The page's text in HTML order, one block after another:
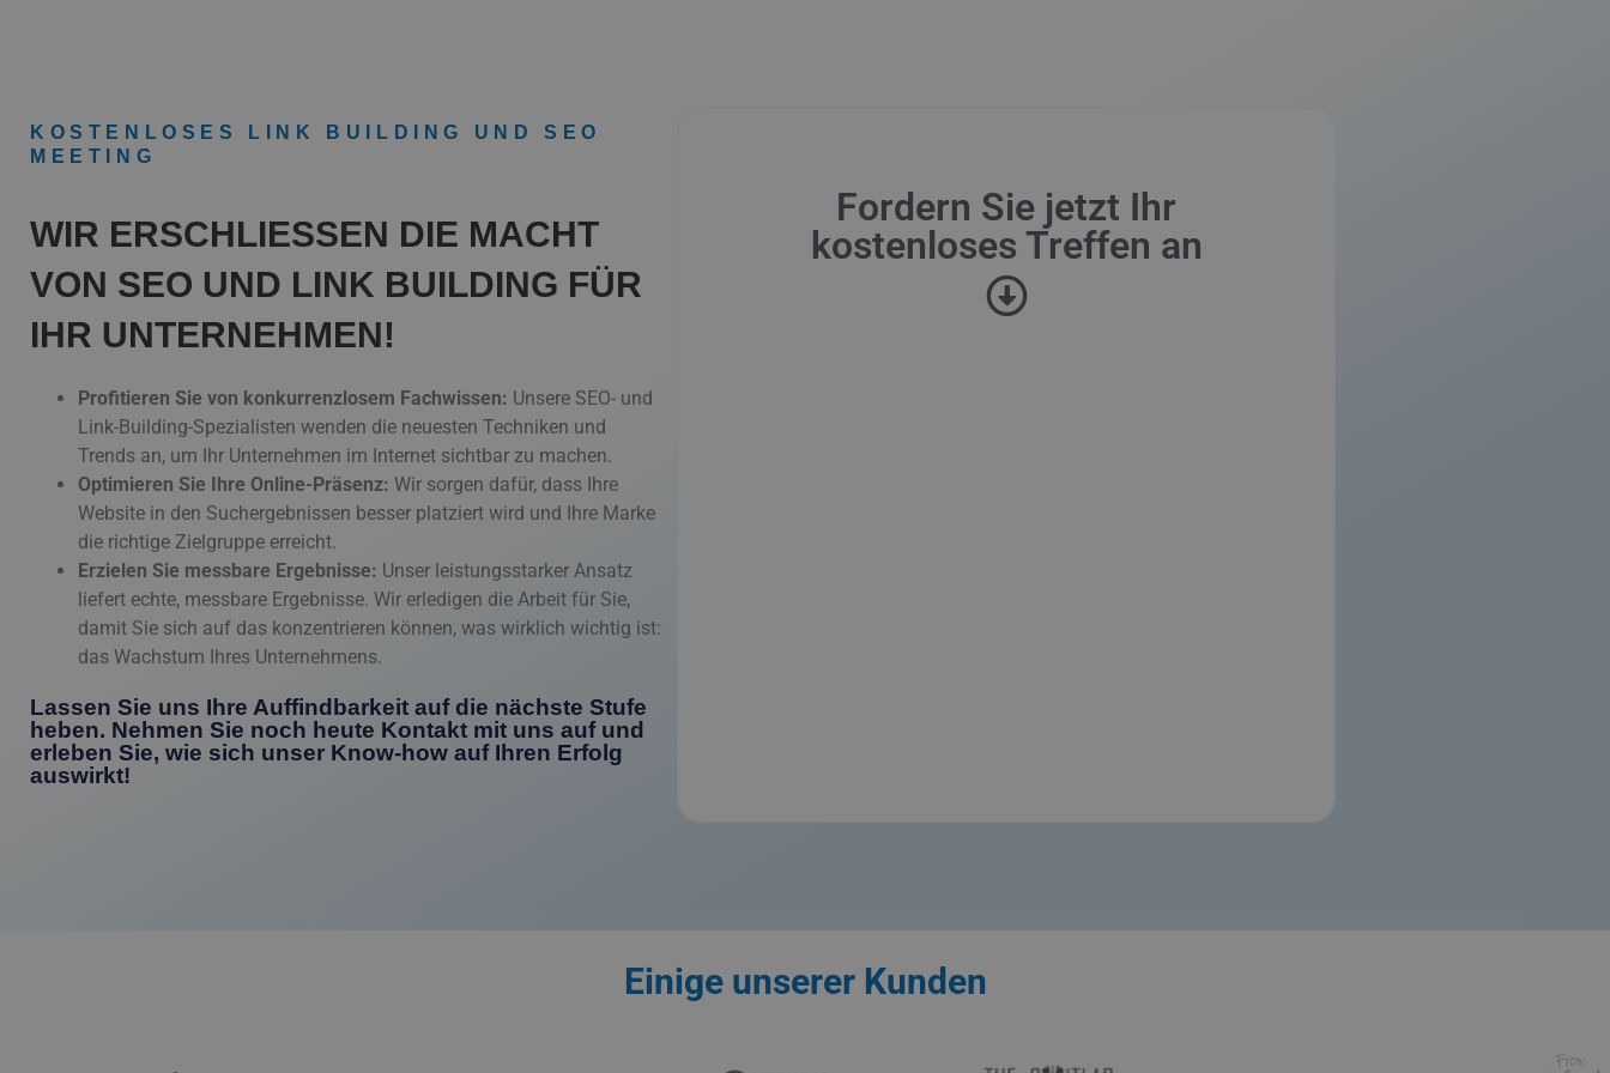
KOSTENLOSES LINK BUILDING UND SEO
MEETING
WIR ERSCHLIESSEN DIE MACHT V
ON SEO UND LINK BUILDING FÜR I
HR UNTERNEHMEN!
Profitieren Sie von konkurrenzlosem Fachwissen: Unsere SEO- und
Link-Building-Spezialisten wenden die neuesten Techniken und
Trends an, um Ihr Unternehmen im Internet sichtbar zu machen.
Optimieren Sie Ihre Online-Präsenz: Wir sorgen dafür, dass Ihre
Website in den Suchergebnissen besser platziert wird und Ihre Marke
die richtige Zielgruppe erreicht.
Erzielen Sie messbare Ergebnisse: Unser leistungsstarker Ansatz
liefert echte, messbare Ergebnisse. Wir erledigen die Arbeit für Sie,
damit Sie sich auf das konzentrieren können, was wirklich wichtig ist:
das Wachstum Ihres Unternehmens.
Lassen Sie uns Ihre Auffindbarkeit auf die nächste Stufe
heben. Nehmen Sie noch heute Kontakt mit uns auf und
erleben Sie, wie sich unser Know-how auf Ihren Erfolg
auswirkt!
Fordern Sie jetzt Ihr
kostenloses Treffen an
Einige unserer Kunden